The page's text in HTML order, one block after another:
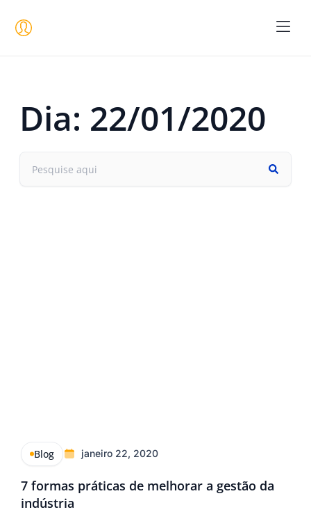
Dia: 22/01/2020
Blog janeiro 22, 2020
7 formas práticas de melhorar a gestão da
indústria